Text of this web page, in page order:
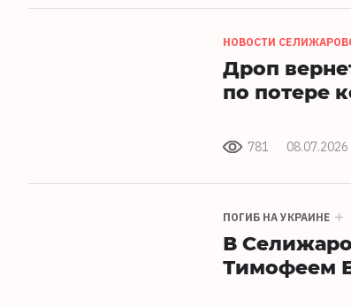
НОВОСТИ
Дроп
по потере
781 08.07.2026
ПОГИБ НА УКРАИНЕ
В
Тимофеем